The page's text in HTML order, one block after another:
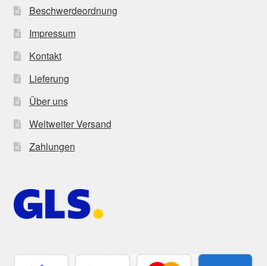
Beschwerdeordnung
Impressum
Kontakt
Lieferung
Über uns
Weltweiter Versand
Zahlungen